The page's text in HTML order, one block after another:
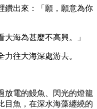
鑽出來：「願，願意為你
大海為甚麼不高興。」
往大海深處游去。
放電的鰻魚、閃光的燈籠
目魚，在深水海藻纏繞的